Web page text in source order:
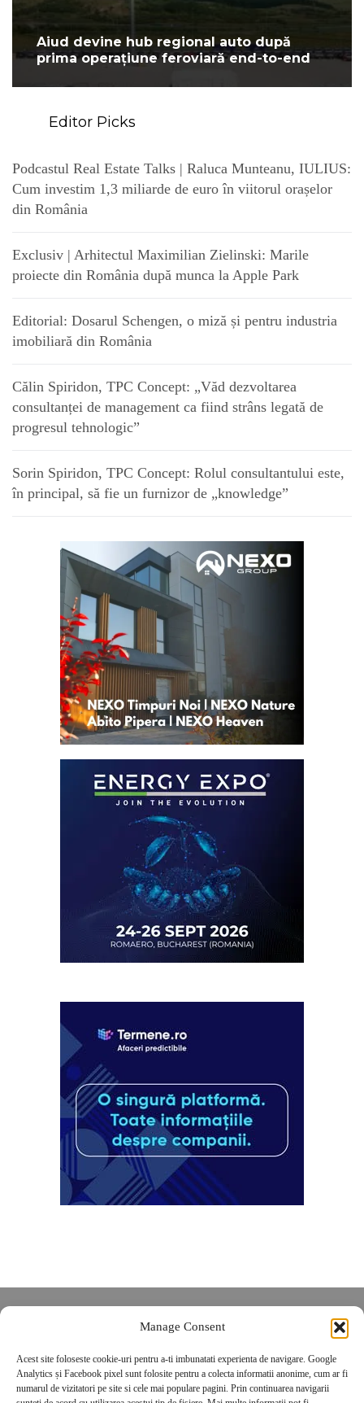
Manage Consent
Acest site foloseste cookie-uri pentru a-ti imbunatati experienta de navigare. Google
Analytics și Facebook pixel sunt folosite pentru a colecta informatii anonime, cum ar fi
numarul de vizitatori pe site si cele mai populare pagini. Prin continuarea navigarii
Aiud devine hub regional auto după
prima operațiune feroviară end-to-end
Editor Picks
Podcastul Real Estate Talks | Raluca Munteanu, IULIUS:
Cum investim 1,3 miliarde de euro în viitorul orașelor
din România
Exclusiv | Arhitectul Maximilian Zielinski: Marile
proiecte din România după munca la Apple Park
Editorial: Dosarul Schengen, o miză și pentru industria
imobiliară din România
Călin Spiridon, TPC Concept: „Văd dezvoltarea
consultanței de management ca fiind strâns legată de
progresul tehnologic”
Sorin Spiridon, TPC Concept: Rolul consultantului este,
în principal, să fie un furnizor de „knowledge”
POLITICĂ DE CONFIDENȚIALITATE
Politica de cookies